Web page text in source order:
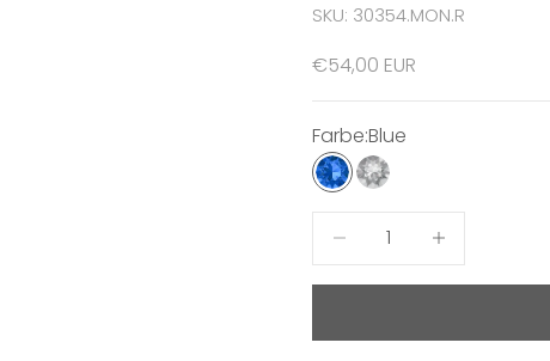
SKU: 30354.MON.R
Angebot
€54,00 EUR
Farbe:Blue
BlueCrystal
Anzahl verringernAnzahl erhöhen